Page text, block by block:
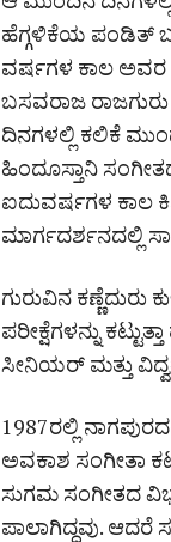
ಹೆಗ್ಗಳಿಕೆಯ ಪಂಡಿತ್
ವರ್ಷಗಳ ಕಾಲ ಅವರ
ಬಸವರಾಜ
ದಿನಗಳಲ್ಲಿ ಕಲಿಕೆ
ಹಿಂದೂಸ್ತಾನಿ
ಐದುವರ್ಷಗಳ ಕಾಲ
ಮಾರ್ಗದರ್ಶನದಲ್ಲಿ
ಗುರುವಿನ
ಪರೀಕ್ಷೆಗಳನ್ನು
ಸೀನಿಯರ್ ಮತ್ತು
1987ರಲ್ಲಿ
ಅವಕಾಶ ಸಂಗೀತಾ
ಸುಗಮ ಸಂಗೀತದ
ಪಾಲಾಗಿದ್ದವು. ಆದರೆ